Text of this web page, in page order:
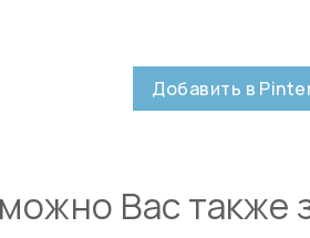
Добавить в
Вас также